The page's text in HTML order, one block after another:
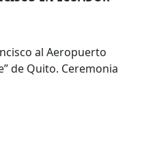
al Aeropuerto
de Quito. Ceremonia